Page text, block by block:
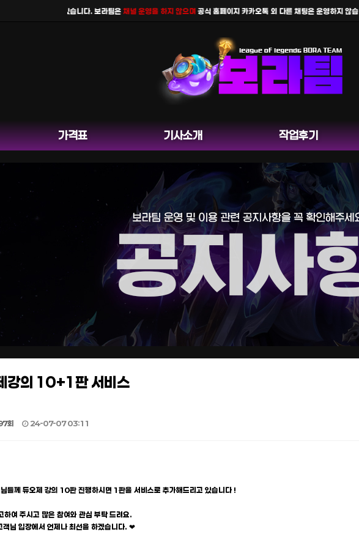
가 늘고 있습니다. 보라팀은채널 운영을 하지 않으며공식 홈페이지 카카오톡 외 다른 채팅은 운영하지 않습니다.
가격표 기사소개 작업후기
강의 10+1판 서비스
회 24-07-07 03:11
들께 듀오제 강의 10판 진행하시면 1판을 서비스로 추가해드리고 있습니다 !
하여 주시고 많은 참여와 관심 부탁 드려요.
객님 입장에서 언제나 최선을 하겠습니다. ❤